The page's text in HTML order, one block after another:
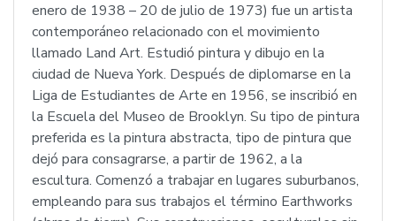
enero de 1938 – 20 de julio de 1973) fue un artista
contemporáneo relacionado con el movimiento
llamado Land Art. Estudió pintura y dibujo en la
ciudad de Nueva York. Después de diplomarse en la
Liga de Estudiantes de Arte en 1956, se inscribió en
la Escuela del Museo de Brooklyn. Su tipo de pintura
preferida es la pintura abstracta, tipo de pintura que
dejó para consagrarse, a partir de 1962, a la
escultura. Comenzó a trabajar en lugares suburbanos,
empleando para sus trabajos el término Earthworks